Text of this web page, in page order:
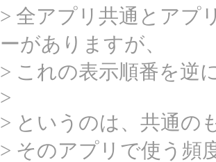
> 全アプリ共通とアプ
ーがありますが、
> これの表示順番を逆
>
> というのは、共通の
> そのアプリで使う頻